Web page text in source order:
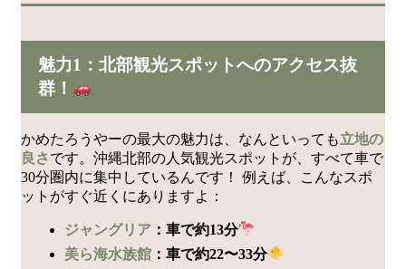
魅力1：北部観光スポットへのアクセス抜
群！
かめたろうやーの最大の魅力は、なんといっても立地の
良さです。沖縄北部の人気観光スポットが、すべて車で
30分圏内に集中しているんです！ 例えば、こんなスポ
ットがすぐ近くにありますよ：
ジャングリア ：車で約13分
美ら海水族館 ：車で約22〜33分